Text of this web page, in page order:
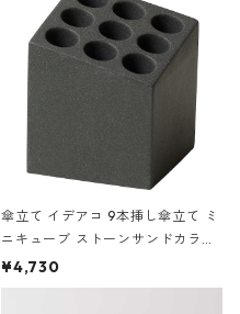
傘立て イデアコ 9本挿し傘立て ミ
ニキューブ ストーンサンドカラー
石調 ideaco Umbrella Stand CUB
E ストーンサンドブラック
¥4,730